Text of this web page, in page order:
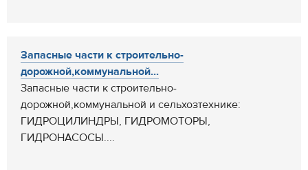
Запасные части к строительно-
дорожной,коммунальной...
Запасные части к строительно-
дорожной,коммунальной и сельхозтехнике:
ГИДРОЦИЛИНДРЫ, ГИДРОМОТОРЫ,
ГИДРОНАСОСЫ....